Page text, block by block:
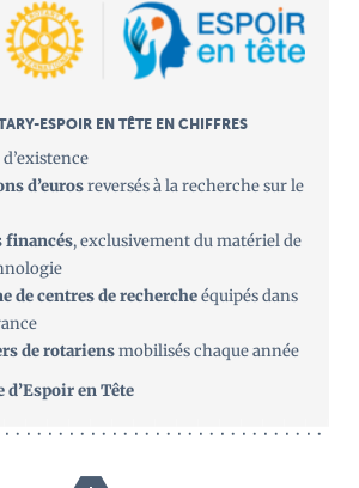
ESPOIR EN TÊTE EN CHIFFRES
d’existence
d’eurosreversés à la recherche sur le
financés, exclusivement du matériel de
de centres de rechercheéquipés dans
de rotariensmobilisés chaque année
d’Espoir en Tête